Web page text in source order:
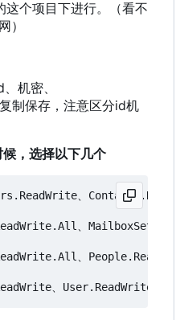
这个项目下进行。（看不
）
机密、
制保存，注意区分id机
，选择以下几个
、
、
、